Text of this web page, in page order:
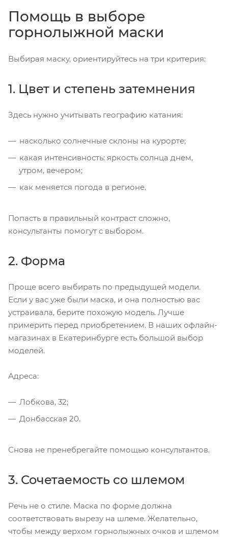
Помощь в выборе
горнолыжной маски
Выбирая маску, ориентируйтесь на три критерия:
1. Цвет и степень затемнения
Здесь нужно учитывать географию катания:
насколько солнечные склоны на курорте;
какая интенсивность: яркость солнца днем,
утром, вечером;
как меняется погода в регионе.
Попасть в правильный контраст сложно,
консультанты помогут с выбором.
2. Форма
Проще всего выбирать по предыдущей модели.
Если у вас уже были маска, и она полностью вас
устраивала, берите похожую модель. Лучше
примерить перед приобретением. В наших офлайн-
магазинах в Екатеринбурге есть большой выбор
моделей.
Адреса:
Лобкова, 32;
Донбасская 20.
Снова не пренебрегайте помощью консультантов.
3. Сочетаемость со шлемом
Речь не о стиле. Маска по форме должна
соответствовать вырезу на шлеме. Желательно,
чтобы между верхом горнолыжных очков и шлемом